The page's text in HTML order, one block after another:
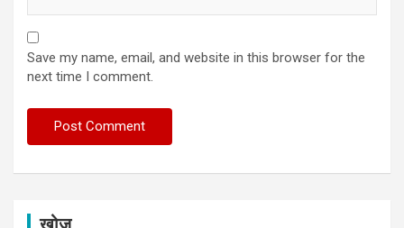
Save my name, email, and website in this browser for the
next time I comment.